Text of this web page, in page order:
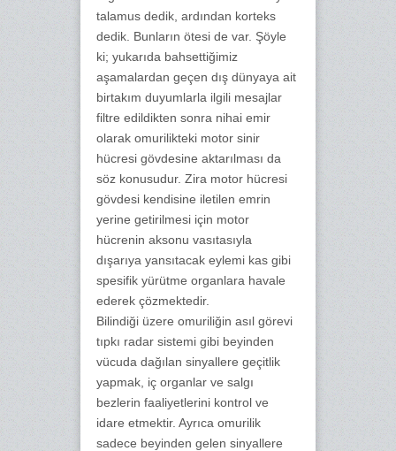
talamus dedik, ardından korteks
dedik. Bunların ötesi de var. Şöyle
ki; yukarıda bahsettiğimiz
aşamalardan geçen dış dünyaya ait
birtakım duyumlarla ilgili mesajlar
filtre edildikten sonra nihai emir
olarak omurilikteki motor sinir
hücresi gövdesine aktarılması da
söz konusudur. Zira motor hücresi
gövdesi kendisine iletilen emrin
yerine getirilmesi için motor
hücrenin aksonu vasıtasıyla
dışarıya yansıtacak eylemi kas gibi
spesifik yürütme organlara havale
ederek çözmektedir.
Bilindiği üzere omuriliğin asıl görevi
tıpkı radar sistemi gibi beyinden
vücuda dağılan sinyallere geçitlik
yapmak, iç organlar ve salgı
bezlerin faaliyetlerini kontrol ve
idare etmektir. Ayrıca omurilik
sadece beyinden gelen sinyallere